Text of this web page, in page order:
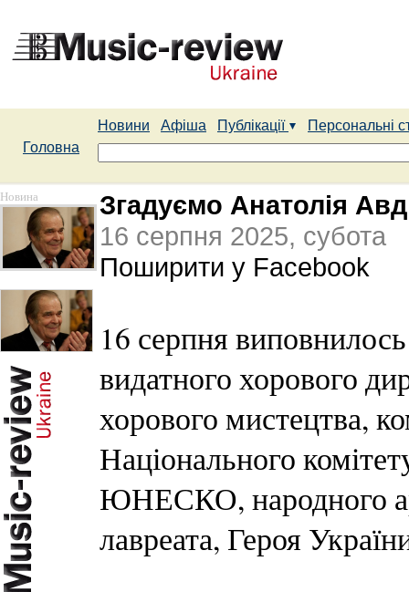
Новини Афіша Публікації
Персональні
Головна
Новина
Згадуємо Анатолія
16 серпня 2025, субота
Поширити у Facebook
16 серпня
видатного хорового
хорового мистецтва,
Національного
ЮНЕСКО, народного
лавреата, Героя